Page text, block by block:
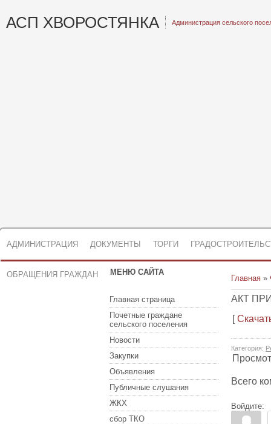
АСП ХВОРОСТЯНКА Администрация сельского
АДМИНИСТРАЦИЯ ДОКУМЕНТЫ ТОРГИ
ОБРАЩЕНИЯ ГРАЖДАН МЕНЮ САЙТА
Главная страница
Почетные граждане
сельского поселения
Новости
Закупки
Объявления
Публичные слушания
ЖКХ
сбор ТКО
Главная »
АКТ
[
Категория:
Всего
Войдите: